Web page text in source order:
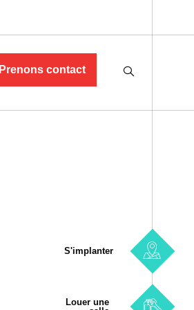
Prenons contact
S'implanter
Louer une